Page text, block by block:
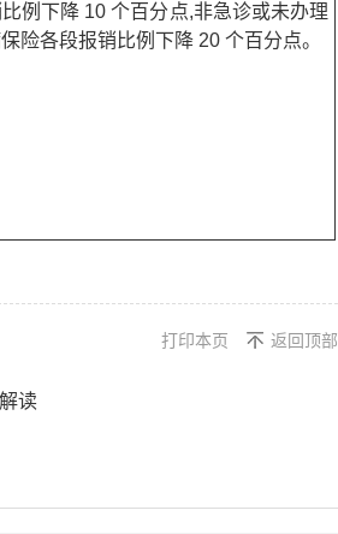
例下降 10 个百分点,非急诊或未办理
险各段报销比例下降 20 个百分点。
打印本页 返回顶部
读